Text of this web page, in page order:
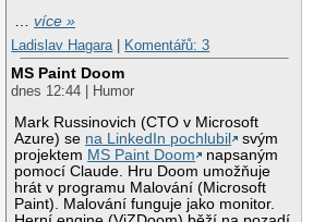
…více »
Ladislav Hagara
Komentářů: 3
MS Paint Doom
dnes 12:44 | Humor
Mark Russinovich (CTO v Microsoft
Azure) se na LinkedIn pochlubil
svým
projektem MS Paint Doom
napsaným
pomocí Claude. Hru Doom umožňuje
hrát v programu Malování (Microsoft
Paint). Malování funguje jako monitor.